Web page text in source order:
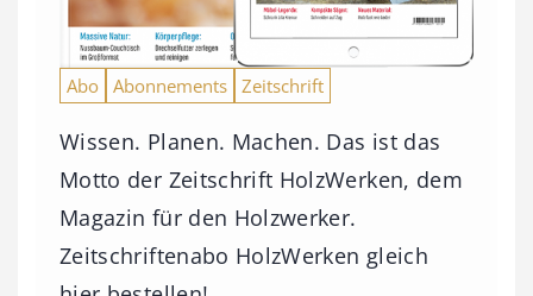
Abo Abonnements Zeitschrift
Wissen. Planen. Machen. Das ist das
Motto der Zeitschrift HolzWerken, dem
Magazin für den Holzwerker.
Zeitschriftenabo HolzWerken gleich